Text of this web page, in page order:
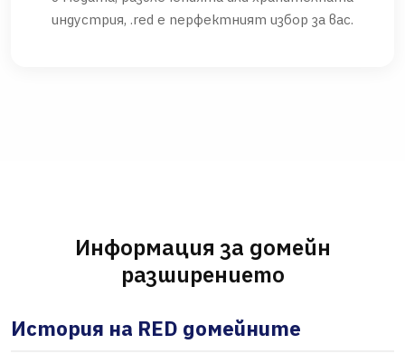
индустрия, .red е перфектният избор за вас.
Информация за домейн
разширението
История на RED домейните